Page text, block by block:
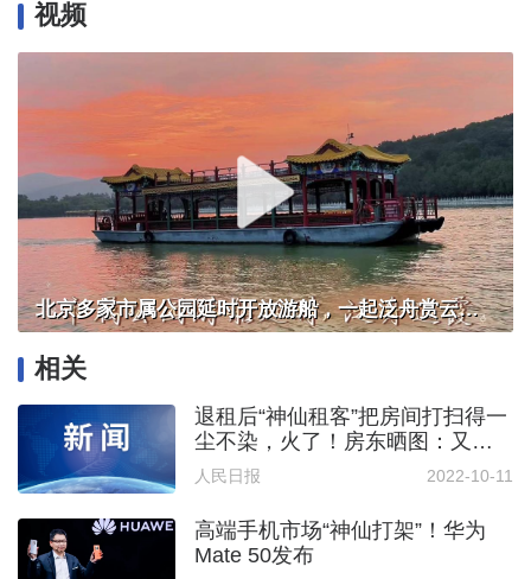
视频
北京多家市属公园延时开放游船，一起泛舟赏云霞！
相关
退租后“神仙租客”把房间打扫得一
尘不染，火了！房东晒图：又惊
又喜
人民日报 2022-10-11
高端手机市场“神仙打架”！华为
Mate 50发布